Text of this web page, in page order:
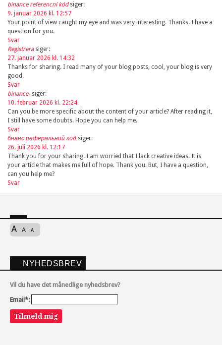
binance referencní kód siger:
9. januar 2026 kl. 12:57
Your point of view caught my eye and was very interesting. Thanks. I have a
question for you.
Svar
Registrera siger:
27. januar 2026 kl. 14:32
Thanks for sharing. I read many of your blog posts, cool, your blog is very
good.
Svar
binance- siger:
10. februar 2026 kl. 22:24
Can you be more specific about the content of your article? After reading it,
I still have some doubts. Hope you can help me.
Svar
бнанс реферальний код siger:
26. juli 2026 kl. 12:17
Thank you for your sharing. I am worried that I lack creative ideas. It is
your article that makes me full of hope. Thank you. But, I have a question,
can you help me?
Svar
A A A
NYHEDSBREV
Vil du have det månedlige nyhedsbrev?
Email*:
Tilmeld mig